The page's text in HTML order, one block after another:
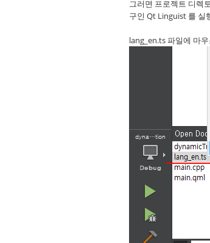
그러면 프로젝트 디렉
구인 Qt Linguist 를 실
lang_en.ts 파일에 마